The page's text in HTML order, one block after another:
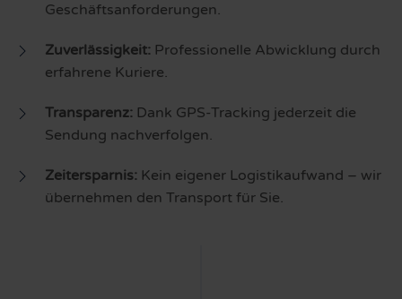
Geschäftsanforderungen.
Zuverlässigkeit: Professionelle Abwicklung durch
erfahrene Kuriere.
Transparenz: Dank GPS-Tracking jederzeit die
Sendung nachverfolgen.
Zeitersparnis: Kein eigener Logistikaufwand – wir
übernehmen den Transport für Sie.